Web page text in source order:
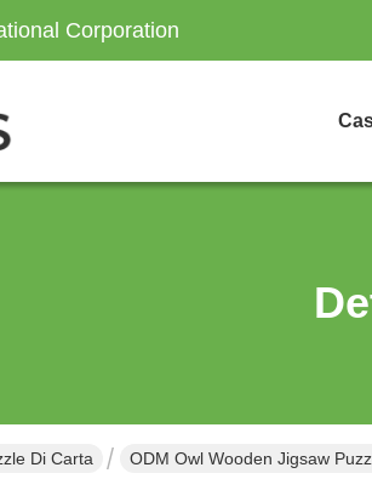
Corporation
Di Carta ODM Owl Wooden Jigsaw